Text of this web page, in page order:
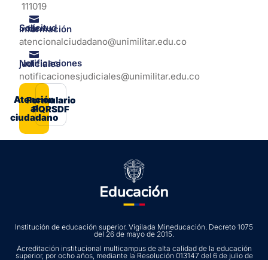
111019
Solicitud de información
atencionalciudadano@unimilitar.edu.co
Notificaciones judiciales
notificacionesjudiciales@unimilitar.edu.co
Atención
al
ciudadano
Formulario
PQRSDF
Institución de educación superior. Vigilada Mineducación. Decreto 1075
del 26 de mayo de 2015.
Acreditación institucional multicampus de alta calidad de la educación
superior, por ocho años, mediante la Resolución 013147 del 6 de julio de